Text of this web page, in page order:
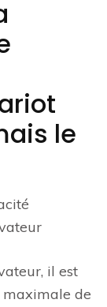
le
il est
de